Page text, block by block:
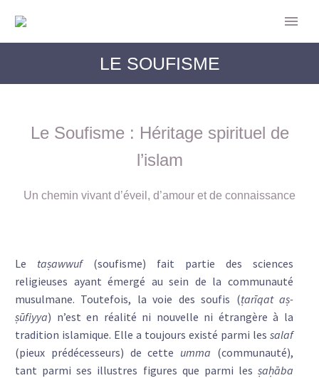
LE SOUFISME
Le Soufisme : Héritage spirituel de
l’islam
Un chemin vivant d’éveil, d’amour et de connaissance
Le taṣawwuf(soufisme) fait partie des sciences
religieuses ayant émergé au sein de la communauté
musulmane. Toutefois, la voie des soufis (ṭarīqat aṣ-
ṣūfiyya) n’est en réalité ni nouvelle ni étrangère à la
tradition islamique. Elle a toujours existé parmi les salaf
(pieux prédécesseurs) de cette umma (communauté),
tant parmi ses illustres figures que parmi les ṣaḥāba